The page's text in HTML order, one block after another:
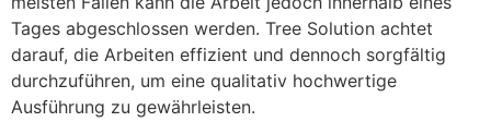
Tages abgeschlossen werden. Tree Solution achtet
darauf, die Arbeiten effizient und dennoch sorgfältig
durchzuführen, um eine qualitativ hochwertige
Ausführung zu gewährleisten.